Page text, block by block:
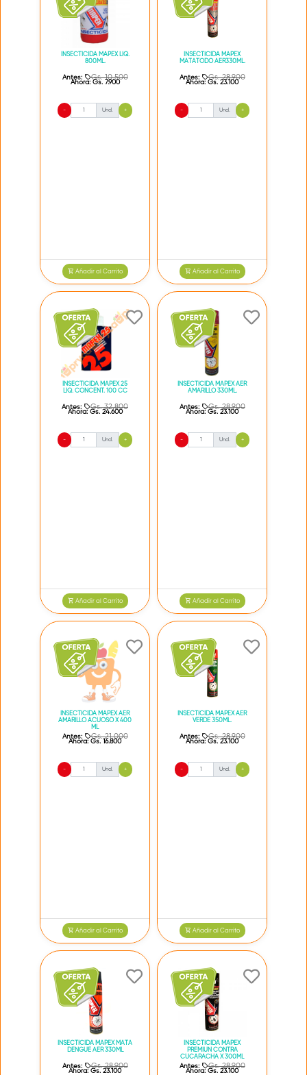
INSECTICIDA MAPEX LIQ.
800ML.
Antes: Gs. 10.500
Ahora: Gs. 7.900
- Und. +
Añadir al Carrito
INSECTICIDA MAPEX
MATATODO AER330ML.
Antes: Gs. 28.900
Ahora: Gs. 23.100
- Und. +
Añadir al Carrito
INSECTICIDA MAPEX 25
LIQ. CONCENT. 100 CC
Antes: Gs. 32.800
Ahora: Gs. 24.600
- Und. +
Añadir al Carrito
INSECTICIDA MAPEX AER
AMARILLO 330ML.
Antes: Gs. 28.900
Ahora: Gs. 23.100
- Und. +
Añadir al Carrito
INSECTICIDA MAPEX AER
AMARILLO ACUOSO X 400
ML
Antes: Gs. 21.000
Ahora: Gs. 16.800
- Und. +
Añadir al Carrito
INSECTICIDA MAPEX AER
VERDE 350ML.
Antes: Gs. 28.900
Ahora: Gs. 23.100
- Und. +
Añadir al Carrito
INSECTICIDA MAPEX MATA
DENGUE AER 330ML
Antes: Gs. 28.900
Ahora: Gs. 23.100
INSECTICIDA MAPEX
PREMIUN CONTRA
CUCARACHA X 300ML
Antes: Gs. 28.900
Ahora: Gs. 23.100